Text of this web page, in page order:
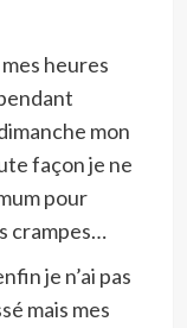
heures
mon
façon je ne
pour
crampes…
je n’ai pas
mais mes